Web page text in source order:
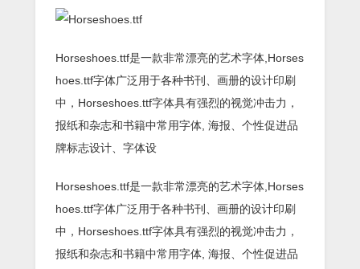
Horseshoes.ttf是一款非常漂亮的艺术字体,Horses
hoes.ttf字体广泛用于各种书刊、画册的设计印刷
中，Horseshoes.ttf字体具有强烈的视觉冲击力，
报纸和杂志和书籍中常用字体, 海报、个性促进品
牌标志设计、字体设
Horseshoes.ttf是一款非常漂亮的艺术字体,Horses
hoes.ttf字体广泛用于各种书刊、画册的设计印刷
中，Horseshoes.ttf字体具有强烈的视觉冲击力，
报纸和杂志和书籍中常用字体, 海报、个性促进品